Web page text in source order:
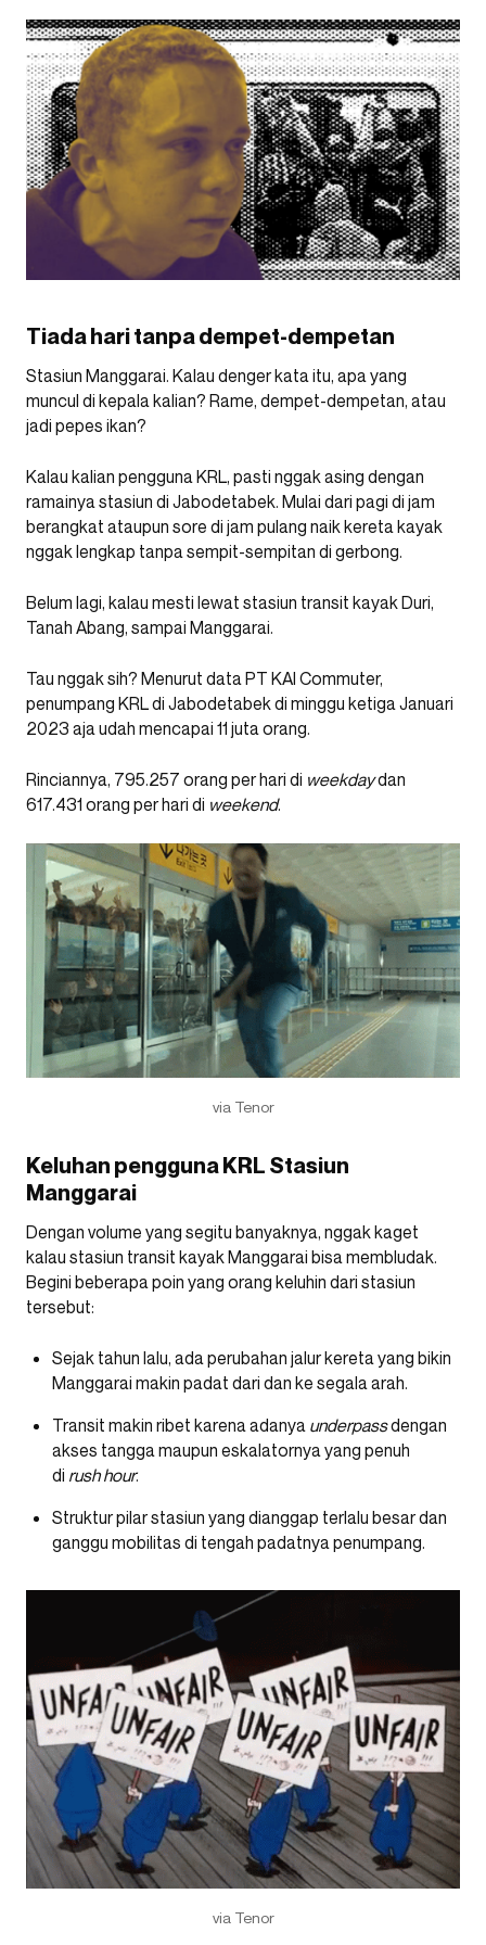
Tiada hari tanpa dempet-dempetan
Stasiun Manggarai. Kalau denger kata itu, apa yang
muncul di kepala kalian? Rame, dempet-dempetan, atau
jadi pepes ikan?
Kalau kalian pengguna KRL, pasti nggak asing dengan
ramainya stasiun di Jabodetabek. Mulai dari pagi di jam
berangkat ataupun sore di jam pulang naik kereta kayak
nggak lengkap tanpa sempit-sempitan di gerbong.
Belum lagi, kalau mesti lewat stasiun transit kayak Duri,
Tanah Abang, sampai Manggarai.
Tau nggak sih? Menurut data PT KAI Commuter,
penumpang KRL di Jabodetabek di minggu ketiga Januari
2023 aja udah mencapai 11 juta orang.
Rinciannya, 795.257 orang per hari di weekdaydan
617.431 orang per hari di weekend.
via Tenor
Keluhan pengguna KRL Stasiun
Manggarai
Dengan volume yang segitu banyaknya, nggak kaget
kalau stasiun transit kayak Manggarai bisa membludak.
Begini beberapa poin yang orang keluhin dari stasiun
tersebut:
Sejak tahun lalu, ada perubahan jalur kereta yang bikin
Manggarai makin padat dari dan ke segala arah.
Transit makin ribet karena adanya underpassdengan
akses tangga maupun eskalatornya yang penuh
di rush hour.
Struktur pilar stasiun yang dianggap terlalu besar dan
ganggu mobilitas di tengah padatnya penumpang.
via Tenor